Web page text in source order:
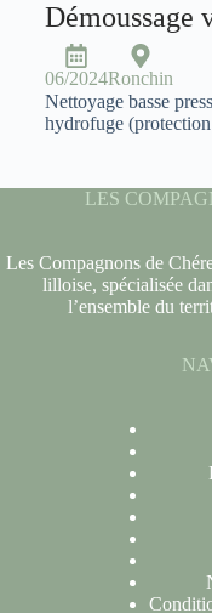
Démoussage
06/2024Ronchin
Nettoyage basse
hydrofuge
LES
Les Compagnons de
lilloise, spécialisée
l’ensemble du